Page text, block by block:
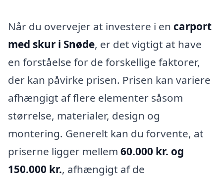
Når du overvejer at investere i en carport
med skur i Snøde, er det vigtigt at have
en forståelse for de forskellige faktorer,
der kan påvirke prisen. Prisen kan variere
afhængigt af flere elementer såsom
størrelse, materialer, design og
montering. Generelt kan du forvente, at
priserne ligger mellem 60.000 kr. og
150.000 kr., afhængigt af de